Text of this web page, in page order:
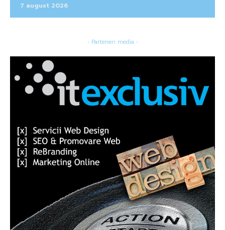
7 august 2026
- Parteneri media -